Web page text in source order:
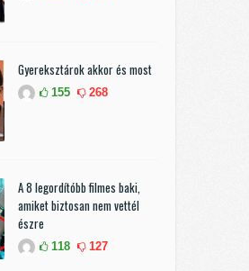
Gyereksztárok akkor és most
155 268
A 8 legordítóbb filmes baki,
amiket biztosan nem vettél
észre
118 127